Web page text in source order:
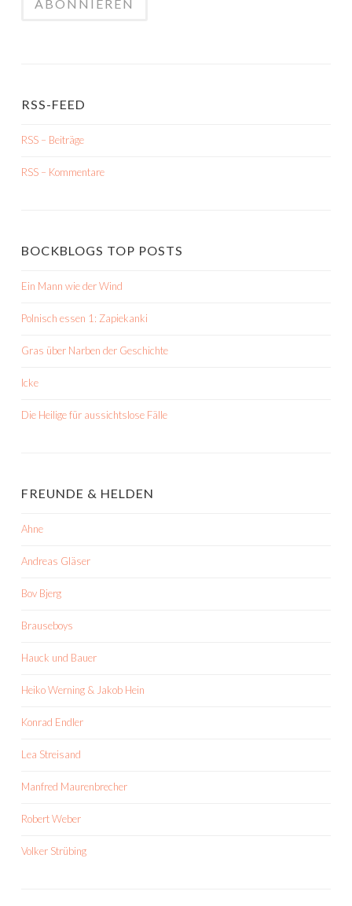
RSS-FEED
RSS – Beiträge
RSS – Kommentare
BOCKBLOGS TOP POSTS
Ein Mann wie der Wind
Polnisch essen 1: Zapiekanki
Gras über Narben der Geschichte
Icke
Die Heilige für aussichtslose Fälle
FREUNDE & HELDEN
Ahne
Andreas Gläser
Bov Bjerg
Brauseboys
Hauck und Bauer
Heiko Werning & Jakob Hein
Konrad Endler
Lea Streisand
Manfred Maurenbrecher
Robert Weber
Volker Strübing